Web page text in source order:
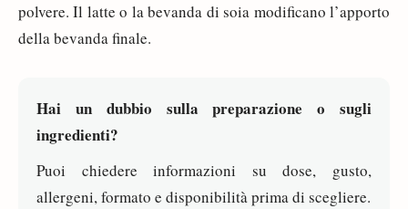
polvere. Il latte o la bevanda di soia modificano l’apporto
della bevanda finale.
Hai un dubbio sulla preparazione o sugli
ingredienti?
Puoi chiedere informazioni su dose, gusto,
allergeni, formato e disponibilità prima di scegliere.